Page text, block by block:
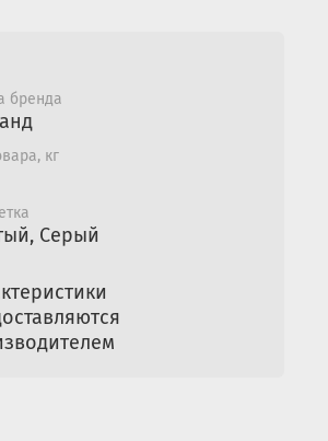
плюс провод 1 метр, итого 3,8
разложить на полке, украсить
украшения интерьера.
бренда
кг
Серый